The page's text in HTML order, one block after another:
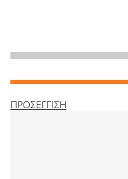
ΠΡΟΣΕΓΓΙΣΗ